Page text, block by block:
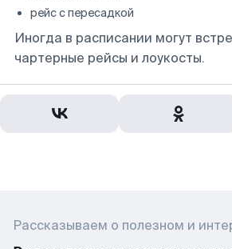
рейс с пересадкой
Иногда в расписании могут
чартерные рейсы и лоукосты.
Рассказываем о полезном и